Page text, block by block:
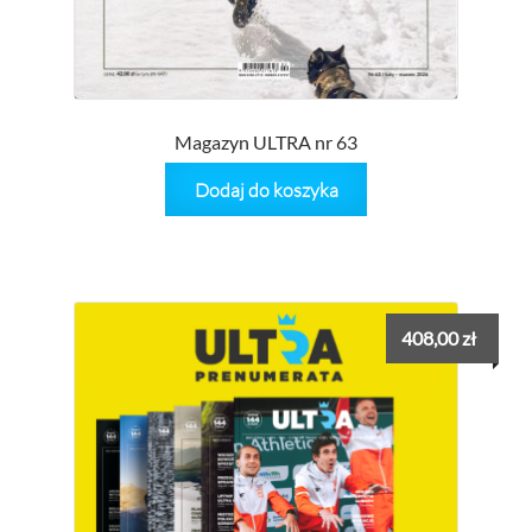
Magazyn ULTRA nr 63
Dodaj do koszyka
408,00zł